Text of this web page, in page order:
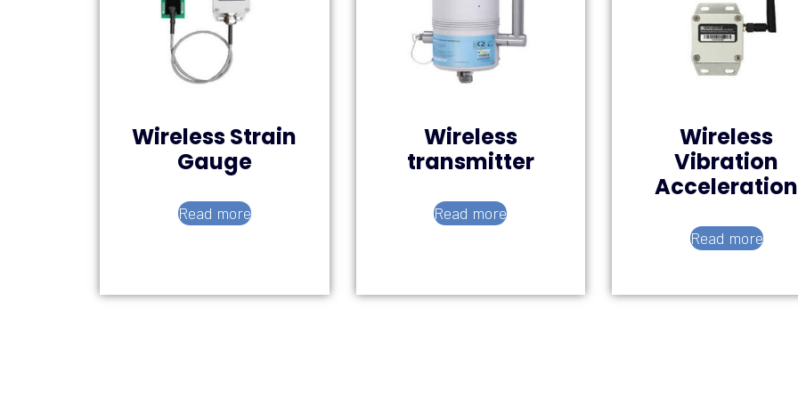
Wireless Strain
Gauge
Read more
Wireless
transmitter
Read more
Wireless
Vibration
Acceleration
Read more